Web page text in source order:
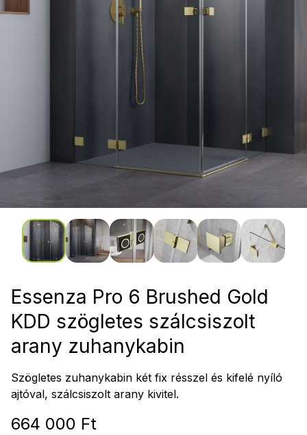
Essenza Pro 6 Brushed Gold
KDD szögletes szálcsiszolt
arany zuhanykabin
Szögletes zuhanykabin két fix résszel és kifelé nyíló
ajtóval, szálcsiszolt arany kivitel.
664 000 Ft